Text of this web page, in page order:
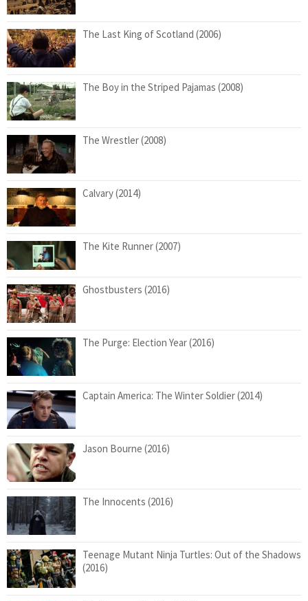
The Last King of Scotland (2006)
The Boy in the Striped Pajamas (2008)
The Wrestler (2008)
Calvary (2014)
The Kite Runner (2007)
Ghostbusters (2016)
The Purge: Election Year (2016)
Captain America: The Winter Soldier (2014)
Jason Bourne (2016)
The Innocents (2016)
Teenage Mutant Ninja Turtles: Out of the Shadows
(2016)